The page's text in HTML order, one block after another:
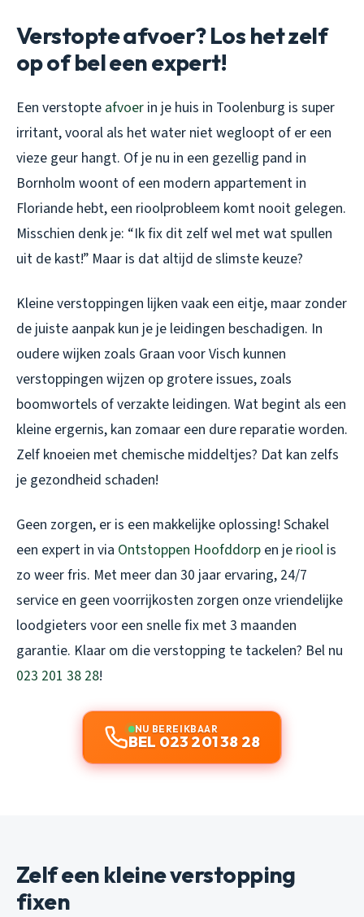
Verstopte afvoer? Los het zelf
op of bel een expert!
Een verstopte afvoer in je huis in Toolenburg is super
irritant, vooral als het water niet wegloopt of er een
vieze geur hangt. Of je nu in een gezellig pand in
Bornholm woont of een modern appartement in
Floriande hebt, een rioolprobleem komt nooit gelegen.
Misschien denk je: “Ik fix dit zelf wel met wat spullen
uit de kast!” Maar is dat altijd de slimste keuze?
Kleine verstoppingen lijken vaak een eitje, maar zonder
de juiste aanpak kun je je leidingen beschadigen. In
oudere wijken zoals Graan voor Visch kunnen
verstoppingen wijzen op grotere issues, zoals
boomwortels of verzakte leidingen. Wat begint als een
kleine ergernis, kan zomaar een dure reparatie worden.
Zelf knoeien met chemische middeltjes? Dat kan zelfs
je gezondheid schaden!
Geen zorgen, er is een makkelijke oplossing! Schakel
een expert in via Ontstoppen Hoofddorp en je riool is
zo weer fris. Met meer dan 30 jaar ervaring, 24/7
service en geen voorrijkosten zorgen onze vriendelijke
loodgieters voor een snelle fix met 3 maanden
garantie. Klaar om die verstopping te tackelen? Bel nu
023 201 38 28!
NU BEREIKBAAR
BEL 023 201 38 28
Zelf een kleine verstopping
fixen